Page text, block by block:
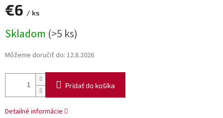
€6 / ks
cena:
Skladom (>5 ks)
Môžeme doručiť do: 12.8.2026
Pridať do košíka
Detailné informácie